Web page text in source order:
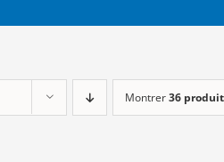
Montrer36